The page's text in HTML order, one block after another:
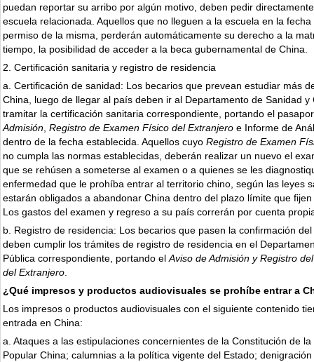
puedan reportar su arribo por algún motivo, deben pedir
escuela relacionada. Aquellos que no lleguen a la escuela en la
permiso de la misma, perderán automáticamente su derecho a la
tiempo, la posibilidad de acceder a la beca gubernamental de China.
2. Certificación sanitaria y registro de residencia
a. Certificación de sanidad: Los becarios que prevean estudiar más
China, luego de llegar al país deben ir al Departamento de Sanidad y
tramitar la certificación sanitaria correspondiente, portando el
Admisión Registro de Examen Físico del Extranjero e Informe de
dentro de la fecha establecida. Aquellos cuyo Registro de Examen
no cumpla las normas establecidas, deberán realizar un nuevo el
que se rehúsen a someterse al examen o a quienes se les
enfermedad que le prohíba entrar al territorio chino, según las leyes
estarán obligados a abandonar China dentro del plazo límite que
Los gastos del examen y regreso a su país correrán por cuenta
b. Registro de residencia: Los becarios que pasen la confirmación
deben cumplir los trámites de registro de residencia en el
Pública correspondiente, portando el Aviso de Admisión y Registro
del Extranjero
¿Qué impresos y productos audiovisuales se prohíbe entrar a
Los impresos o productos audiovisuales con el siguiente contenido
entrada en China:
a. Ataques a las estipulaciones concernientes de la Constitución de la
Popular China; calumnias a la política vigente del Estado;